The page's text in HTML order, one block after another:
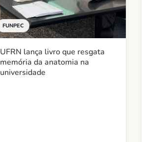
FUNPEC
UFRN lança livro que resgata
memória da anatomia na
universidade